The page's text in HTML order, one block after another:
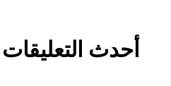
أحدث التعليقات